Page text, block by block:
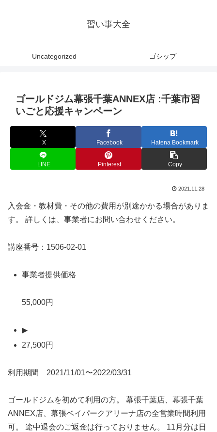
習い事大全
Uncategorized ゴシップ
ゴールドジム幕張千葉ANNEX店 :千葉市習
いごと応援キャンペーン
X Facebook Hatena Bookmark
LINE Pinterest Copy
2021.11.28
入会金・教材費・その他の費用が別途かかる場合がありま
す。 詳しくは、事業者にお問い合わせください。
講座番号：1506-02-01
事業者提供価格
55,000円
▶
27,500円
利用期間 2021/11/01〜2022/03/31
ゴールドジムを初めて利用の方。 幕張千葉店、幕張千葉
ANNEX店、幕張ベイパークアリーナ店の全営業時間利用
可。 途中退会のご返金は行っておりません。 11月分は日